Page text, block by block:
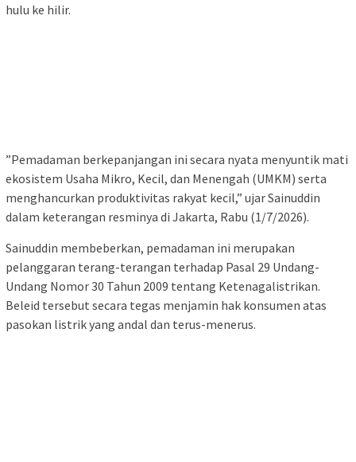
hulu ke hilir.
‎”Pemadaman berkepanjangan ini secara nyata menyuntik mati
ekosistem Usaha Mikro, Kecil, dan Menengah (UMKM) serta
menghancurkan produktivitas rakyat kecil,” ujar Sainuddin
dalam keterangan resminya di Jakarta, Rabu (1/7/2026).
‎Sainuddin membeberkan, pemadaman ini merupakan
pelanggaran terang-terangan terhadap Pasal 29 Undang-
Undang Nomor 30 Tahun 2009 tentang Ketenagalistrikan.
Beleid tersebut secara tegas menjamin hak konsumen atas
pasokan listrik yang andal dan terus-menerus.